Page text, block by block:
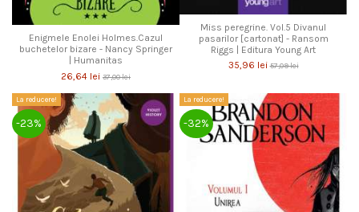
Enigmele Enolei Holmes.Cazul
buchetelor bizare - Nancy Springer
| Humanitas
26,64 lei 37,00 lei
Miss peregrine. Vol.5 Divanul
pasarilor [cartonat] - Ransom
Riggs | Editura Young Art
35,96 lei57,09 lei
La reducere!
-23%
La reducere!
-32%